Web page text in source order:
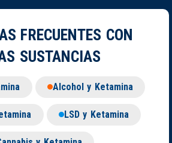
FRECUENTES CON
SUSTANCIAS
Alcohol y Ketamina
LSD y Ketamina